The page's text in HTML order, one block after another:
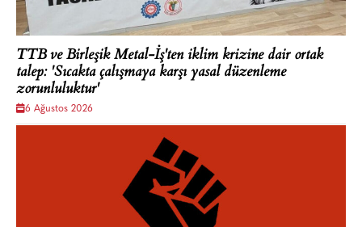
TTB ve Birleşik Metal-İş'ten iklim krizine dair ortak
talep: 'Sıcakta çalışmaya karşı yasal düzenleme
zorunluluktur'
6 Ağustos 2026